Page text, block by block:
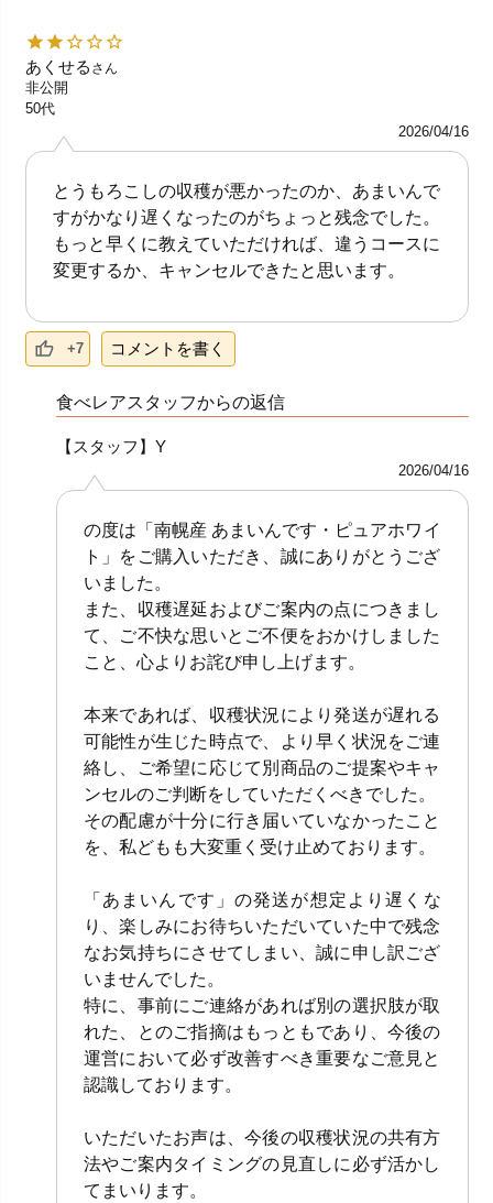
あくせる さん
非公開
50代
2026/04/16
とうもろこしの収穫が悪かったのか、あまいんで
すがかなり遅くなったのがちょっと残念でした。
もっと早くに教えていただければ、違うコースに
変更するか、キャンセルできたと思います。
+7 コメントを書く
食べレアスタッフからの返信
【スタッフ】Y
2026/04/16
の度は「南幌産 あまいんです・ピュアホワイ
ト」をご購入いただき、誠にありがとうござ
いました。
また、収穫遅延およびご案内の点につきまし
て、ご不快な思いとご不便をおかけしました
こと、心よりお詫び申し上げます。
本来であれば、収穫状況により発送が遅れる
可能性が生じた時点で、より早く状況をご連
絡し、ご希望に応じて別商品のご提案やキャ
ンセルのご判断をしていただくべきでした。
その配慮が十分に行き届いていなかったこと
を、私どもも大変重く受け止めております。
「あまいんです」の発送が想定より遅くな
り、楽しみにお待ちいただいていた中で残念
なお気持ちにさせてしまい、誠に申し訳ござ
いませんでした。
特に、事前にご連絡があれば別の選択肢が取
れた、とのご指摘はもっともであり、今後の
運営において必ず改善すべき重要なご意見と
認識しております。
いただいたお声は、今後の収穫状況の共有方
法やご案内タイミングの見直しに必ず活かし
てまいります。